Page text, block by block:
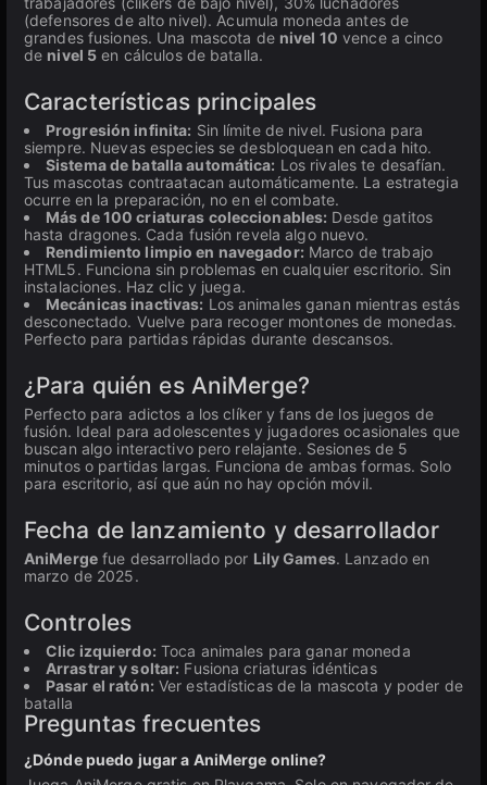
(defensores de alto nivel). Acumula moneda antes de
grandes fusiones. Una mascota de nivel 10 vence a cinco
de nivel 5 en cálculos de batalla.
Características principales
Progresión infinita: Sin límite de nivel. Fusiona para
siempre. Nuevas especies se desbloquean en cada hito.
Sistema de batalla automática: Los rivales te desafían.
Tus mascotas contraatacan automáticamente. La estrategia
ocurre en la preparación, no en el combate.
Más de 100 criaturas coleccionables: Desde gatitos
hasta dragones. Cada fusión revela algo nuevo.
Rendimiento limpio en navegador: Marco de trabajo
HTML5. Funciona sin problemas en cualquier escritorio. Sin
instalaciones. Haz clic y juega.
Mecánicas inactivas: Los animales ganan mientras estás
desconectado. Vuelve para recoger montones de monedas.
Perfecto para partidas rápidas durante descansos.
¿Para quién es AniMerge?
Perfecto para adictos a los clíker y fans de los juegos de
fusión. Ideal para adolescentes y jugadores ocasionales que
buscan algo interactivo pero relajante. Sesiones de 5
minutos o partidas largas. Funciona de ambas formas. Solo
para escritorio, así que aún no hay opción móvil.
Fecha de lanzamiento y desarrollador
AniMergefue desarrollado por Lily Games. Lanzado en
marzo de 2025.
Controles
Clic izquierdo: Toca animales para ganar moneda
Arrastrar y soltar: Fusiona criaturas idénticas
Pasar el ratón: Ver estadísticas de la mascota y poder de
batalla
Preguntas frecuentes
¿Dónde puedo jugar a AniMerge online?